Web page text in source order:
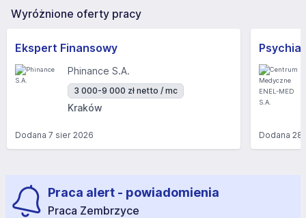
Wyróżnione oferty pracy
Ekspert Finansowy
Phinance S.A.
3 000-9 000 zł netto / mc
Kraków
Dodana 7 sier 2026 Dodana28
Praca alert - powiadomienia
Praca Zembrzyce